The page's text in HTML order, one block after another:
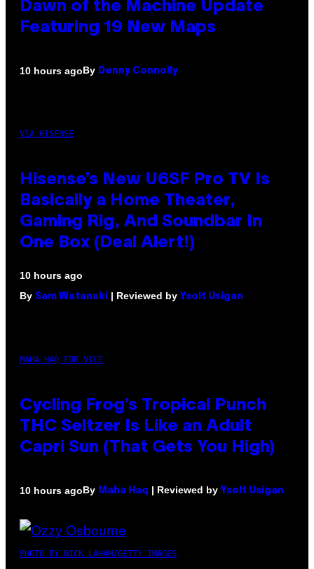
Dawn of the Machine Update
Featuring 19 New Maps
10 hours agoBy Denny Connolly
VIA HISENSE
Hisense’s New U6SF Pro TV Is
Basically a Home Theater,
Gaming Rig, And Soundbar In
One Box (Deal Alert!)
10 hours ago
By Sam Watanuki | Reviewed by Ysolt Usigan
MAHA HAQ FOR VICE
Cycling Frog’s Tropical Punch
THC Seltzer Is Like an Adult
Capri Sun (That Gets You High)
10 hours agoBy Maha Haq | Reviewed by Ysolt Usigan
PHOTO BY NICK LAHAM/GETTY IMAGES